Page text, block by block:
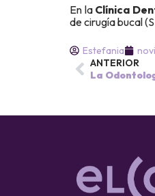
En la Clínica
de cirugía bucal
Estefania
ANTERIOR
La